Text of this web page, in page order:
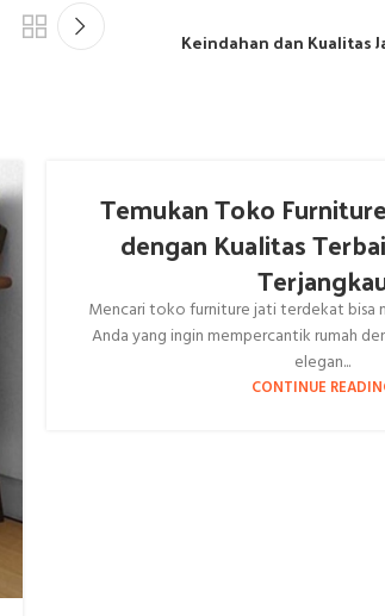
Keindahan dan Kualitas
Temukan Toko
dengan Kualitas
Mencari toko furniture jati terdekat bisa
Anda yang ingin mempercantik rumah
elegan...
CONTINUE